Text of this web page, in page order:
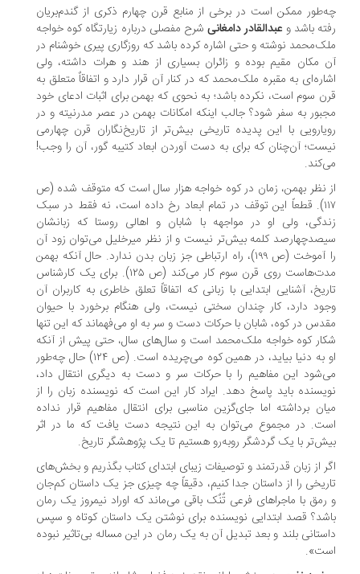
ممکن است در برخی از منابع قرن چهارم ذکری از گندم‌بریان
باشد وعبدالقادر دامغانیشرح مفصلی درباره زیارتگاه کوه خواجه
نوشته و حتی اشاره کرده باشد که روزگاری پیری خوشنام در
مکان مقیم بوده و زائران بسیاری از هند و هرات داشته، ولی
به مقبره ملک‌محمد که در کنار آن قرار دارد و اتفاقاٌ متعلق به
سوم است، نکرده باشد؛ به نحوی که بهمن برای اثبات ادعای خود
به سفر شود؟ جالب اینکه امکانات بهمن در عصر مدرنیته و در
با این پدیده تاریخی بیش‌تر از تاریخ‌نگاران قرن چهارمی
آن‌چنان که برای به دست آوردن ابعاد کتیبه گور، آن را وجب!
نظر بهمن، زمان در کوه خواجه هزار سال است که متوقف شده (ص
۱۱۷). قطعاً این توقف در تمام ابعاد رخ داده است، نه فقط در سبک
ولی او در مواجهه با شابان و اهالی روستا که زبانشان
کلمه بیش‌تر نیست و از نظر میرخلیل می‌توان زود آن
را آموخت (ص ۱۹۹)، راه ارتباطی جز زبان بدن ندارد. حال آنکه بهمن
مدت‌هاست روی قرن سوم کار می‌کند (ص ۱۲۵). برای یک کارشناس
آشنایی ابتدایی با زبانی که اتفاقاً تعلق خاطری به کاربران آن
دارد، کار چندان سختی نیست، ولی هنگام برخورد با حیوان
در کوه، شابان با حرکات دست و سر به او می‌فهماند که این تنها
کوه خواجه ملک‌محمد است و سال‌های سال، حتی پیش از آنکه
او به دنیا بیاید، در همین کوه می‌چریده است. (ص ۱۲۴) حال چه‌طور
این مفاهیم را با حرکات سر و دست به دیگری انتقال داد،
باید پاسخ دهد. ایراد کار این است که نویسنده زبان را از
برداشته اما جای‌گزین مناسبی برای انتقال مفاهیم قرار نداده
در مجموع می‌توان به این نتیجه دست یافت که ما در اثر
با یک گردشگر روبه‌رو هستیم تا یک پژوهشگر تاریخ.
از زبان قدرتمند و توصیفات زیبای ابتدای کتاب بگذریم و بخش‌های
را از داستان جدا کنیم، دقیقاً چه چیزی جز یک داستان کم‌جان
با ماجراهای فرعی تٌنٌک باقی می‌ماند که اوراد نیمروز یک رمان
قصد ابتدایی نویسنده برای نوشتن یک داستان کوتاه و سپس
بلند و بعد تبدیل آن به یک رمان در این مساله بی‌تاثیر نبوده